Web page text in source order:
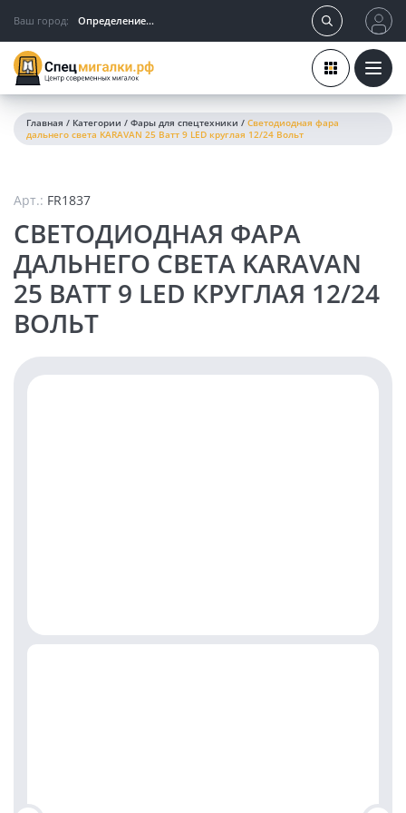
Ваш город: Определение...
Главная / Категории / Фары для спецтехники / Светодиодная фара
дальнего света KARAVAN 25 Ватт 9 LED круглая 12/24 Вольт
Арт.: FR1837
СВЕТОДИОДНАЯ ФАРА
ДАЛЬНЕГО СВЕТА KARAVAN
25 ВАТТ 9 LED КРУГЛАЯ 12/24
ВОЛЬТ